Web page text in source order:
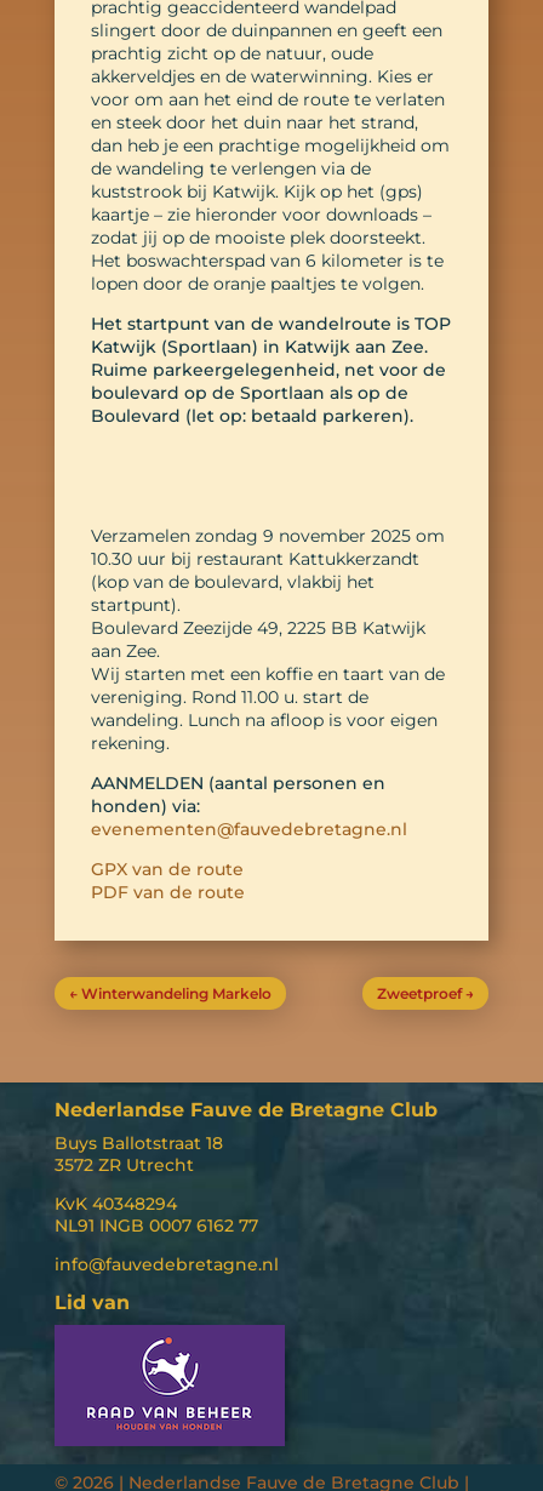
prachtig geaccidenteerd wandelpad
slingert door de duinpannen en geeft een
prachtig zicht op de natuur, oude
akkerveldjes en de waterwinning. Kies er
voor om aan het eind de route te verlaten
en steek door het duin naar het strand,
dan heb je een prachtige mogelijkheid om
de wandeling te verlengen via de
kuststrook bij Katwijk. Kijk op het (gps)
kaartje – zie hieronder voor downloads –
zodat jij op de mooiste plek doorsteekt.
Het boswachterspad van 6 kilometer is te
lopen door de oranje paaltjes te volgen.
Het startpunt van de wandelroute is TOP
Katwijk (Sportlaan) in Katwijk aan Zee.
Ruime parkeergelegenheid, net voor de
boulevard op de Sportlaan als op de
Boulevard (let op: betaald parkeren).
Verzamelen zondag 9 november 2025 om
10.30 uur bij restaurant Kattukkerzandt
(kop van de boulevard, vlakbij het
startpunt).
Boulevard Zeezijde 49, 2225 BB Katwijk
aan Zee.
Wij starten met een koffie en taart van de
vereniging. Rond 11.00 u. start de
wandeling. Lunch na afloop is voor eigen
rekening.
AANMELDEN (aantal personen en
honden) via:
evenementen@fauvedebretagne.nl
GPX van de route
PDF van de route
← Winterwandeling Markelo Zweetproef→
Nederlandse Fauve de Bretagne Club
Buys Ballotstraat 18
3572 ZR Utrecht
KvK 40348294
NL91 INGB 0007 6162 77
info@fauvedebretagne.nl
Lid van
© 2026 | Nederlandse Fauve de Bretagne Club |